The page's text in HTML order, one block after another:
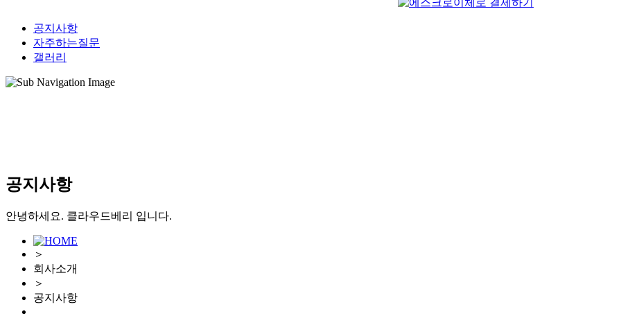
공지사항
자주하는질문
갤러리
공지사항
안녕하세요. 클라우드베리 입니다.
＞
회사소개
＞
공지사항